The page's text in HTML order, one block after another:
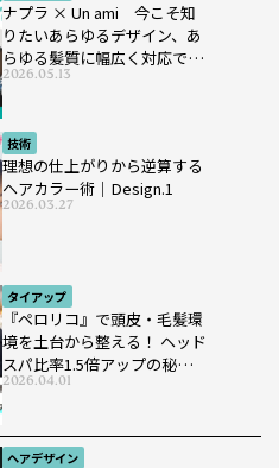
ナプラ × Un ami 今こそ知
りたいあらゆるデザイン、あ
らゆる髪質に幅広く対応でき
るパーマ薬剤 ナプラ『ut-
et』
2026.05.13
技術
理想の仕上がりから逆算する
ヘアカラー術｜Design.1
2026.03.27
タイアップ
『ペロリコ』で頭皮・毛髪環
境を土台から整える！ ヘッド
スパ比率1.5倍アップの秘策を
大公開
2026.04.01
ヘアデザイン